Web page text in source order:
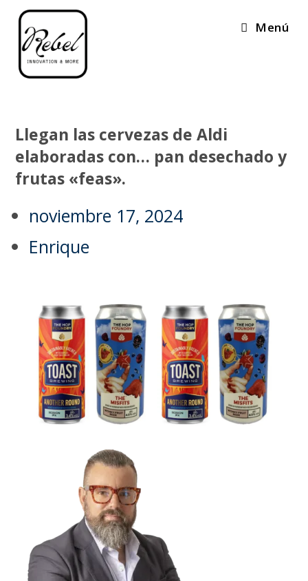
Menú
Llegan las cervezas de Aldi
elaboradas con… pan desechado y
frutas «feas».
noviembre 17, 2024
Enrique